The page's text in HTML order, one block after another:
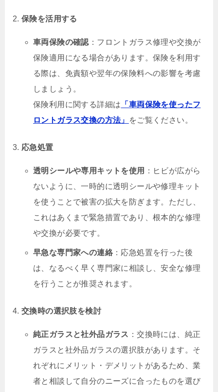
保険を活用する
車両保険の確認 ：フロントガラス修理や交換が
保険適用になる場合があります。保険を利用す
る際は、免責額や翌年の保険料への影響を考慮
しましょう。
保険利用に関する詳細は 「車両保険を使ったフ
ロントガラス交換の方法」
をご覧ください。
応急処置
透明シールや専用キットを使用
：ヒビが広がら
ないように、一時的に透明シールや修理キット
を使うことで被害の拡大を防ぎます。ただし、
これはあくまで緊急措置であり、根本的な修理
や交換が必要です。
早急な専門家への連絡 ：応急処置を行った後
は、なるべく早く専門家に相談し、安全な修理
を行うことが推奨されます。
交換時の選択肢を検討
純正ガラスと社外品ガラス ：交換時には、純正
ガラスと社外品ガラスの選択肢があります。そ
れぞれにメリット・デメリットがあるため、業
者と相談して自分のニーズに合ったものを選び